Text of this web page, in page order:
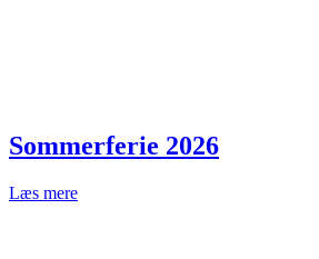
Sommerferie 2026
Læs mere